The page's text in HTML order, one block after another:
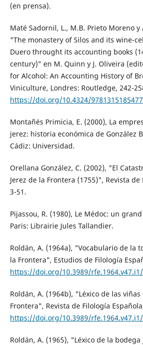
(en prensa).
Maté Sadornil, L., M.B. Prieto Moreno
"The monastery of Silos and its wine-
Duero throught its accounting books
century)" en M. Quinn y J. Oliveira
for Alcohol: An Accounting History of
Viniculture, Londres: Routledge, 242-
https://doi.org/10.4324/
Montañés Primicia, E. (2000), La
jerez: historia económica de González
Cádiz: Universidad.
Orellana González, C. (2002), "El
Jerez de la Frontera (1755)", Revista de
3-51.
Pijassou, R. (1980), Le Médoc: un
Paris: Librairie Jules Tallandier.
Roldán, A. (1964a), "Vocabulario de la
la Frontera", Estudios de Filología
https://doi.org/10.3989/
Roldán, A. (1964b), "Léxico de las viñas
Frontera", Revista de Filología
https://doi.org/10.3989/
Roldán, A. (1965), "Léxico de la